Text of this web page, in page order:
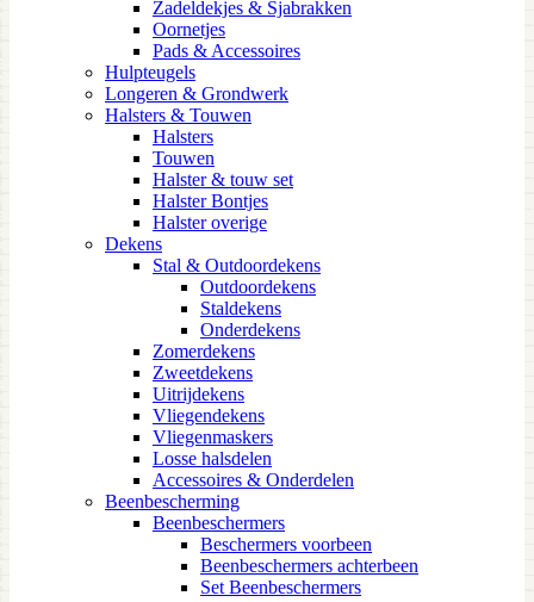
Zadeldekjes & Sjabrakken
Oornetjes
Pads & Accessoires
Hulpteugels
Longeren & Grondwerk
Halsters & Touwen
Halsters
Touwen
Halster & touw set
Halster Bontjes
Halster overige
Dekens
Stal & Outdoordekens
Outdoordekens
Staldekens
Onderdekens
Zomerdekens
Zweetdekens
Uitrijdekens
Vliegendekens
Vliegenmaskers
Losse halsdelen
Accessoires & Onderdelen
Beenbescherming
Beenbeschermers
Beschermers voorbeen
Beenbeschermers achterbeen
Set Beenbeschermers